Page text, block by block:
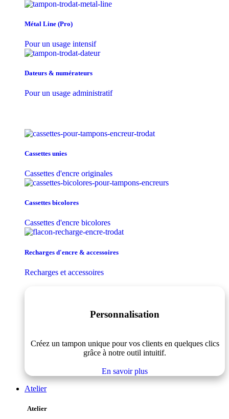
Métal Line (Pro)
Pour un usage intensif
Dateurs & numérateurs
Pour un usage administratif
Cassettes unies
Cassettes d'encre originales
Cassettes bicolores
Cassettes d'encre bicolores
Recharges d'encre & accessoires
Recharges et accessoires
Personnalisation
Créez un tampon unique pour vos clients en quelques clics
grâce à notre outil intuitif.
En savoir plus
Atelier
Atelier